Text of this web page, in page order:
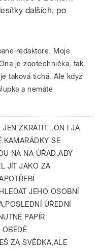
dalších, po
redaktore. Moje
je zootechnička, tak
taková tichá. Ale když
a nemáte
JEN ZKRÁTIT...ON I JÁ
SE
NA NA ÚŘAD.ABY
JÍT JAKO ZA
JEHO OSOBNÍ
ÚŘEDNÍ
PAPÍR
ZA SVĚDKA,ALE